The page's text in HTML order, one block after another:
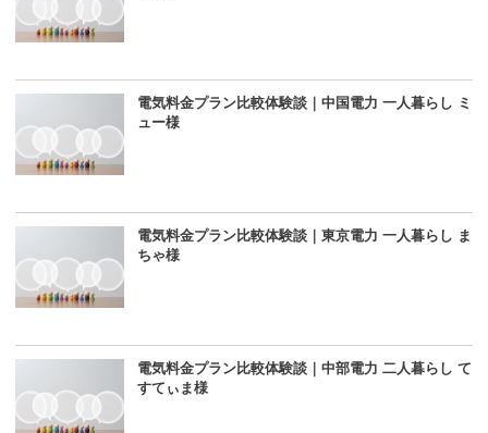
電気料金プラン比較体験談｜中国電力 一人暮らし ミ
ュー様
電気料金プラン比較体験談｜東京電力 一人暮らし ま
ちゃ様
電気料金プラン比較体験談｜中部電力 二人暮らし て
すてぃま様